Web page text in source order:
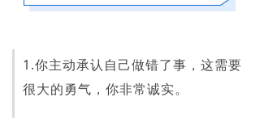
1.你主动承认自己做错了事，这需要
很大的勇气，你非常诚实。